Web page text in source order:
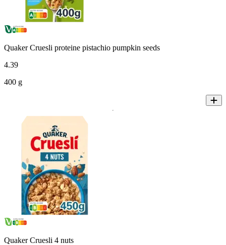
Quaker Cruesli proteine pistachio pumpkin seeds
4.39
400 g
Quaker Cruesli 4 nuts